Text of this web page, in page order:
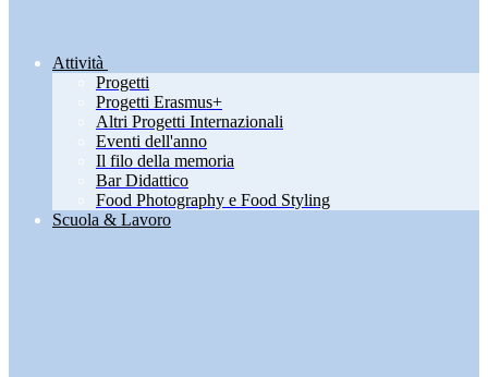
Attività
Progetti
Progetti Erasmus+
Altri Progetti Internazionali
Eventi dell'anno
Il filo della memoria
Bar Didattico
Food Photography e Food Styling
Scuola & Lavoro